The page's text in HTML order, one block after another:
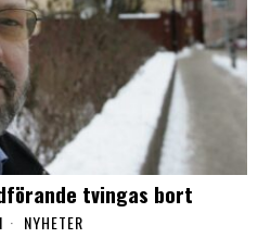
tvingas bort
NYHETER